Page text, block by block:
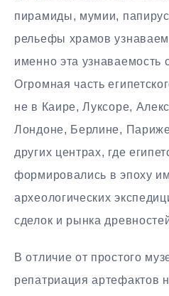
пирамиды, мумии,
рельефы храмов
именно эта узнаваемость
Огромная часть
не в Каире, Луксоре,
Лондоне, Берлине,
других центрах, где
формировались в эпоху
археологических
сделок и рынка
В отличие от простого
репатриация артефактов